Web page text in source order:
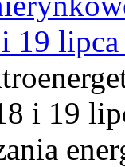
19
i 19